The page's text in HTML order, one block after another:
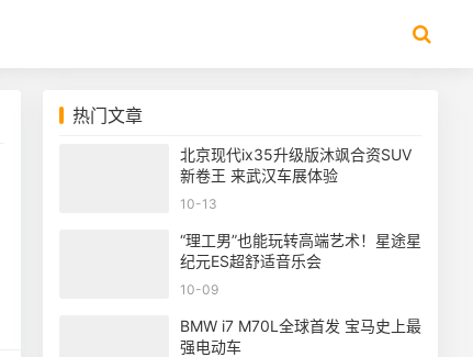
热门文章
北京现代ix35升级版沐飒合资SUV
新卷王 来武汉车展体验
10-13
“理工男”也能玩转高端艺术！星途星
纪元ES超舒适音乐会
10-09
BMW i7 M70L全球首发 宝马史上最
强电动车